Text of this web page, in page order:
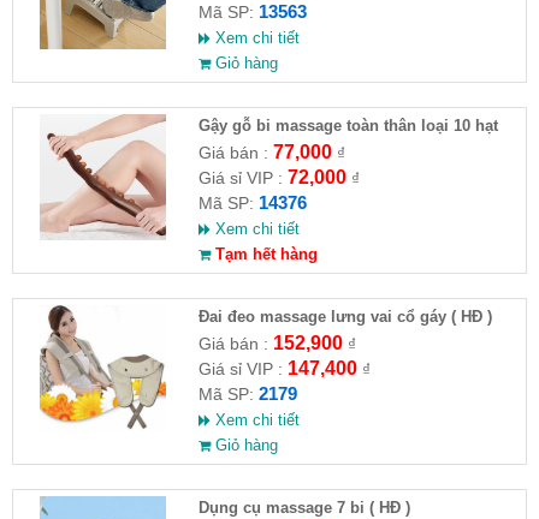
Mã SP: 13563
Xem chi tiết
Giỏ hàng
Gậy gỗ bi massage toàn thân loại 10 hạt
Giá bán : 77,000₫
Giá sỉ VIP : 72,000₫
Mã SP: 14376
Xem chi tiết
Tạm hết hàng
Đai đeo massage lưng vai cổ gáy ( HĐ )
Giá bán : 152,900₫
Giá sỉ VIP : 147,400₫
Mã SP: 2179
Xem chi tiết
Giỏ hàng
Dụng cụ massage 7 bi ( HĐ )